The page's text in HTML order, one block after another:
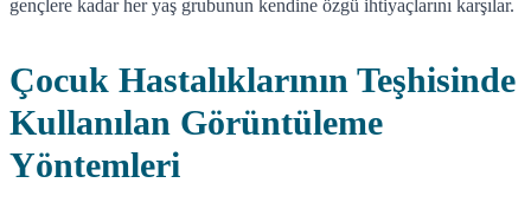
gençlere kadar her yaş grubunun kendine özgü ihtiyaçlarını karşılar.
Çocuk Hastalıklarının Teşhisinde
Kullanılan Görüntüleme
Yöntemleri